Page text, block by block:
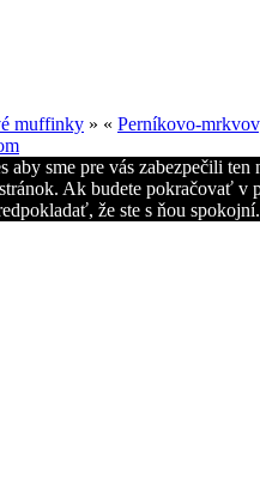
muffinky » « Perníkovo-
aby sme pre vás zabezpečili ten
Ak budete pokračovať v
že ste s ňou spokojní.